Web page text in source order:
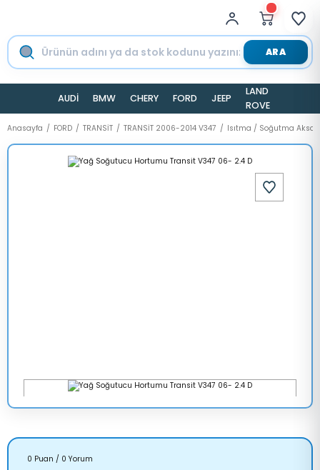
ARA
AUDİ BMW CHERY FORD JEEP
LAND
ROVER
Anasayfa FORD TRANSİT TRANSİT 2006-2014 V347 Isıtma / Soğutma
0 Puan / 0 Yorum